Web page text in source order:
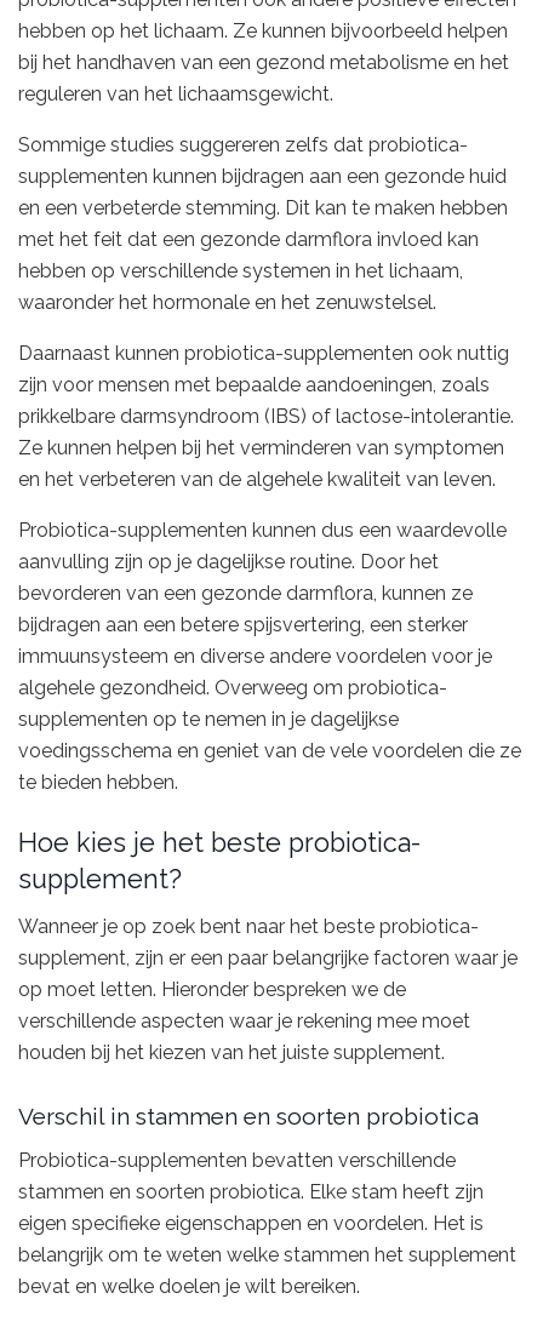
hebben op het lichaam. Ze kunnen bijvoorbeeld helpen
bij het handhaven van een gezond metabolisme en het
reguleren van het lichaamsgewicht.
Sommige studies suggereren zelfs dat probiotica-
supplementen kunnen bijdragen aan een gezonde huid
en een verbeterde stemming. Dit kan te maken hebben
met het feit dat een gezonde darmflora invloed kan
hebben op verschillende systemen in het lichaam,
waaronder het hormonale en het zenuwstelsel.
Daarnaast kunnen probiotica-supplementen ook nuttig
zijn voor mensen met bepaalde aandoeningen, zoals
prikkelbare darmsyndroom (IBS) of lactose-intolerantie.
Ze kunnen helpen bij het verminderen van symptomen
en het verbeteren van de algehele kwaliteit van leven.
Probiotica-supplementen kunnen dus een waardevolle
aanvulling zijn op je dagelijkse routine. Door het
bevorderen van een gezonde darmflora, kunnen ze
bijdragen aan een betere spijsvertering, een sterker
immuunsysteem en diverse andere voordelen voor je
algehele gezondheid. Overweeg om probiotica-
supplementen op te nemen in je dagelijkse
voedingsschema en geniet van de vele voordelen die ze
te bieden hebben.
Hoe kies je het beste probiotica-
supplement?
Wanneer je op zoek bent naar het beste probiotica-
supplement, zijn er een paar belangrijke factoren waar je
op moet letten. Hieronder bespreken we de
verschillende aspecten waar je rekening mee moet
houden bij het kiezen van het juiste supplement.
Verschil in stammen en soorten probiotica
Probiotica-supplementen bevatten verschillende
stammen en soorten probiotica. Elke stam heeft zijn
eigen specifieke eigenschappen en voordelen. Het is
belangrijk om te weten welke stammen het supplement
bevat en welke doelen je wilt bereiken.